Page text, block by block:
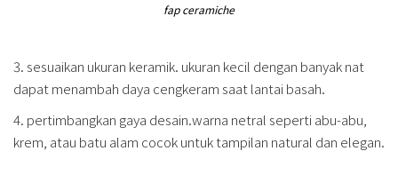
fap ceramiche
3. sesuaikan ukuran keramik. ukuran kecil dengan banyak nat
dapat menambah daya cengkeram saat lantai basah.
4. pertimbangkan gaya desain.warna netral seperti abu-abu,
krem, atau batu alam cocok untuk tampilan natural dan elegan.